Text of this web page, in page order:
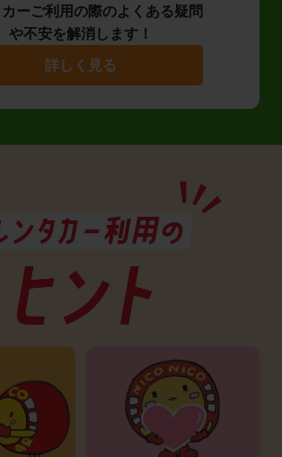
カーご利用の際のよくある疑問
や不安を解消します！
詳しく見る